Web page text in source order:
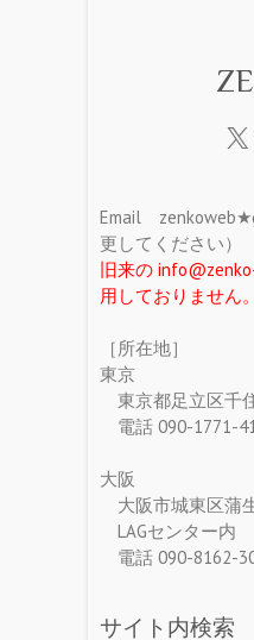
Email
更してください）
旧来の
用しておりません。
［所在地］
東京
東京都足立区千
電話 090-1771-
大阪
大阪市城東区蒲
LAGセンター内
電話 090-8162-
サイト内検索